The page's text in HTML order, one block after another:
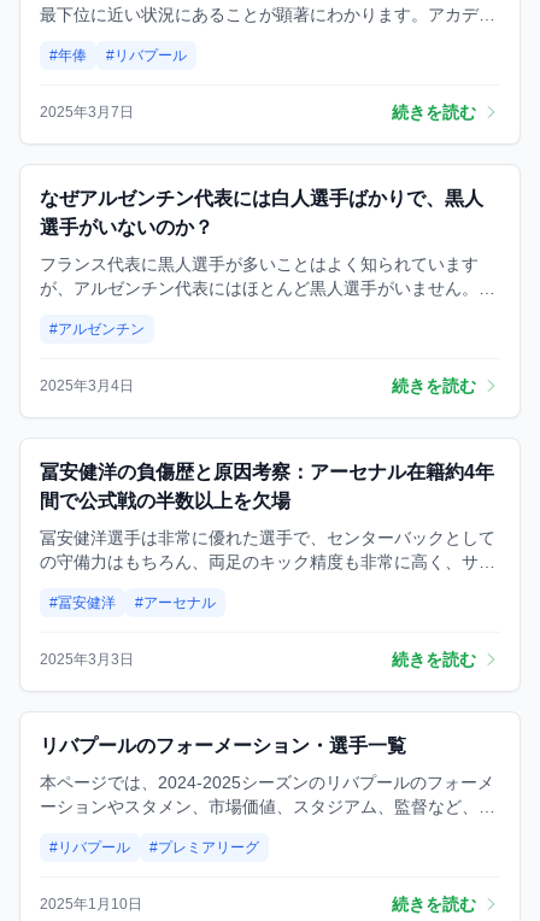
最下位に近い状況にあることが顕著にわかります。アカデミ
格差の大きさから公平性に疑問を感じざるを得ません。 現
ーです。週給35万ポンド（年俸換算1820万ポンド）という
#年俸 #リバプール
2025年3月7日 続きを読む
ニュース
なぜアルゼンチン代表には白人選手ばかりで、黒人
選手がいないのか？
フランス代表に黒人選手が多いことはよく知られています
が、アルゼンチン代表にはほとんど黒人選手がいません。同
に、なぜアルゼンチン代表はこんなに少ないのでしょうか？
少ないのが現状です。この記事では、アルゼンチンの歴史的
#アルゼンチン
2025年3月4日 続きを読む
ニュース
冨安健洋の負傷歴と原因考察：アーセナル在籍約4年
間で公式戦の半数以上を欠場
冨安健洋選手は非常に優れた選手で、センターバックとして
の守備力はもちろん、両足のキック精度も非常に高く、サッ
ンでは素晴らしい活躍を見せ、その時の冨安は間違いなく世
こ3年間、冨安に関する最新の情報は怪我に関するものが多
います。
#冨安健洋 #アーセナル
2025年3月3日 続きを読む
試合
リバプールのフォーメーション・選手一覧
本ページでは、2024‐2025シーズンのリバプールのフォーメ
ーションやスタメン、市場価値、スタジアム、監督など、気
の内容です。
#リバプール #プレミアリーグ
2025年1月10日 続きを読む